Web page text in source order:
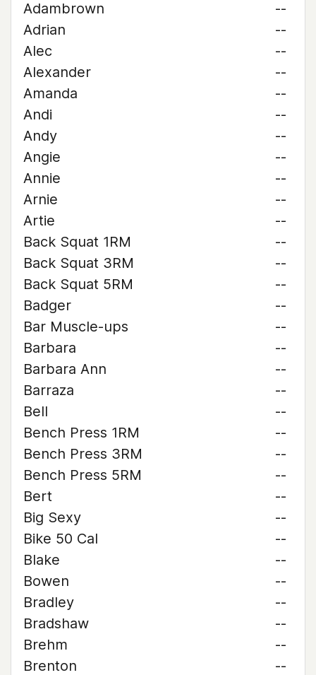
Adambrown
--
Adrian
--
Alec
--
Alexander
--
Amanda
--
Andi
--
Andy
--
Angie
--
Annie
--
Arnie
--
Artie
--
Back Squat 1RM
--
Back Squat 3RM
--
Back Squat 5RM
--
Badger
--
Bar Muscle-ups
--
Barbara
--
Barbara Ann
--
Barraza
--
Bell
--
Bench Press 1RM
--
Bench Press 3RM
--
Bench Press 5RM
--
Bert
--
Big Sexy
--
Bike 50 Cal
--
Blake
--
Bowen
--
Bradley
--
Bradshaw
--
Brehm
--
Brenton
--